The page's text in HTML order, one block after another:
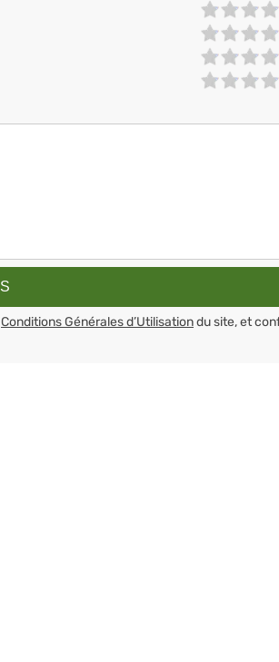
Conditions Générales d’Utilisationdu site, et